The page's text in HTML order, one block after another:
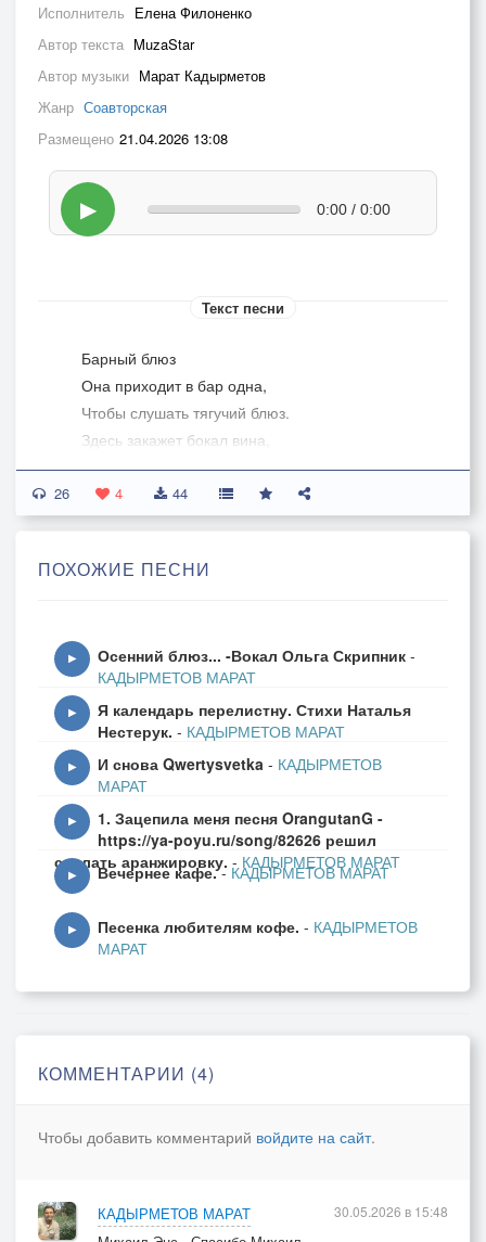
Исполнитель Елена Филоненко
Автор текста MuzaStar
Автор музыки Марат Кадырметов
Жанр Соавторская
Размещено 21.04.2026 13:08
▶ 0:00 / 0:00
Текст песни
Барный блюз
Она приходит в бар одна,
Чтобы слушать тягучий блюз.
Здесь закажет бокал вина,
Чтобы сбросить с плеч своих груз.
О работе забудет, делах,
Как алмаз - на ресницах слеза,
Платье с кружевом, стрейч до колен,
Змейка золотом на груди,
Как хотелось ей ждать перемен,
Но, в душе все идут дожди.
Ты играешь и поешь.-
Каждый вечер твОй блюз звучит,
Появления женщины ждешь
Сердце громко в ответ стучит.
И вот дверь отворила она,
Каблучки простучали ритм,
Ты играть будешь медленный блюз,
Погружая Ее в мечты,
Просто в песне из пустоты.
И в награду - улыбка с губ.
26 4 44
ПОХОЖИЕ ПЕСНИ
▶ Осенний блюз... -Вокал Ольга Скрипник -
КАДЫРМЕТОВ МАРАТ
▶
Я календарь перелистну. Стихи Наталья
Нестерук. - КАДЫРМЕТОВ МАРАТ
▶ И снова Qwertysvetka - КАДЫРМЕТОВ
МАРАТ
▶
1. Зацепила меня песня OrangutanG -
https://ya-poyu.ru/song/82626 решил
сделать аранжировку. - КАДЫРМЕТОВ МАРАТ
▶ Вечернее кафе.- КАДЫРМЕТОВ МАРАТ
▶ Песенка любителям кофе. - КАДЫРМЕТОВ
МАРАТ
КОММЕНТАРИИ (4)
Чтобы добавить комментарий войдите на сайт.
КАДЫРМЕТОВ МАРАТ
30.05.2026 в 15:48